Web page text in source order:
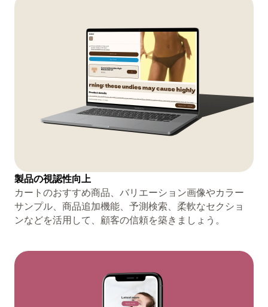
製品の視認性向上
カートのおすすめ商品、バリエーション画像やカラー
サンプル、商品追加機能、予測検索、柔軟なセクショ
ンなどを活用して、顧客の信頼を築きましょう。